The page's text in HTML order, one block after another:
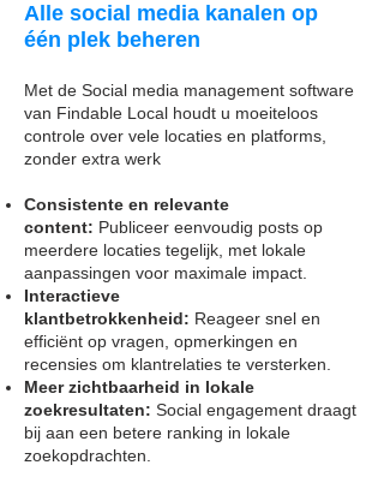
Alle social media kanalen op
één plek beheren
Met de Social media management software
van Findable Local houdt u moeiteloos
controle over vele locaties en platforms,
zonder extra werk
Consistente en relevante
content: Publiceer eenvoudig posts op
meerdere locaties tegelijk, met lokale
aanpassingen voor maximale impact.
Interactieve
klantbetrokkenheid: Reageer snel en
efficiënt op vragen, opmerkingen en
recensies om klantrelaties te versterken.
Meer zichtbaarheid in lokale
zoekresultaten: Social engagement draagt
bij aan een betere ranking in lokale
zoekopdrachten.